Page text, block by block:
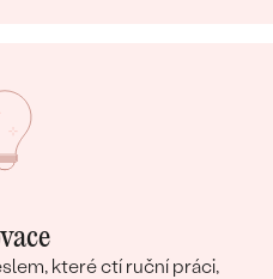
které ctí ruční práci,